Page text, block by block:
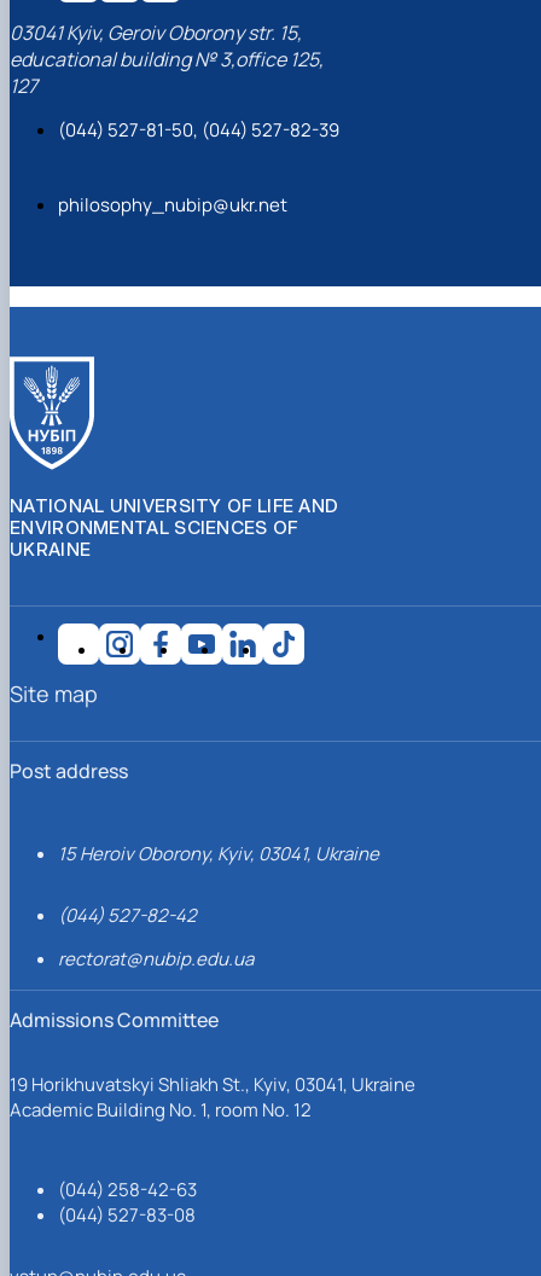
03041 Kyiv, Geroiv Oborony str. 15,
educational building № 3,office 125,
127
(044) 527-81-50, (044) 527-82-39
philosophy_nubip@ukr.net
NATIONAL UNIVERSITY OF LIFE AND
ENVIRONMENTAL SCIENCES OF
UKRAINE
Post address
15 Heroiv Oborony, Kyiv, 03041, Ukraine
(044) 527-82-42
rectorat@nubip.edu.ua
Admissions Committee
19 Horikhuvatskyi Shliakh St., Kyiv, 03041, Ukraine
Academic Building No. 1, room No. 12
(044) 258-42-63
(044) 527-83-08
Site map